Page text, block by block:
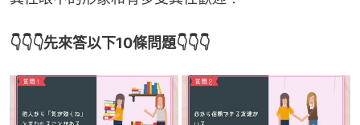
👇👇👇先來答以下10條問題👇👇👇